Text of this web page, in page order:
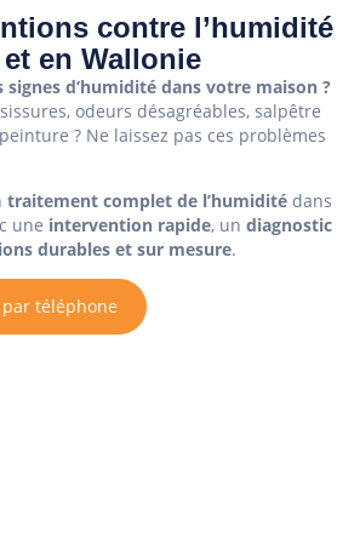
contre l’humidité
en Wallonie
signes d’humidité dans votre maison ?
odeurs désagréables, salpêtre
? Ne laissez pas ces problèmes
traitement complet de l’humidité dans
une intervention rapide, un diagnostic
durables et sur mesure.
téléphone